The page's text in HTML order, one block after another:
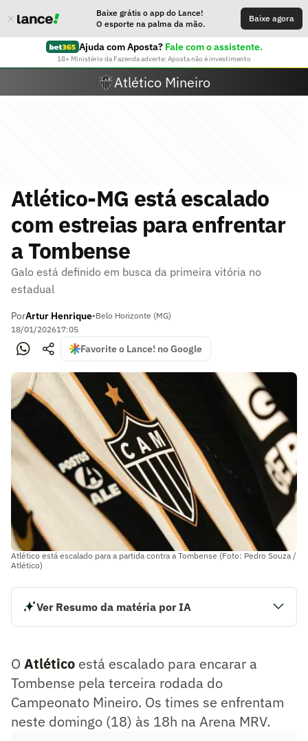
Baixe grátis o app do Lance!
O esporte na palma da mão.
Baixe agora
Ajuda com Aposta? Fale com o assistente.
18+ Ministério da Fazenda adverte: Aposta não é investimento
Atlético Mineiro
Atlético-MG está escalado
com estreias para enfrentar
a Tombense
Galo está definido em busca da primeira vitória no
estadual
PorArtur Henrique•Belo Horizonte (MG)
18/01/202617:05
Favorite o Lance! no Google
Atlético está escalado para a partida contra a Tombense (Foto: Pedro Souza /
Atlético)
Ver Resumo da matéria por IA
Resumo supervisionado pelo jornalista!
O Atlético está escalado para encarar a
Tombense pela terceira rodada do
Campeonato Mineiro. Os times se enfrentam
neste domingo (18) às 18h na Arena MRV.